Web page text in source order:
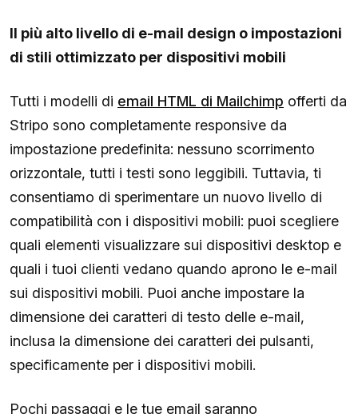
Il più alto livello di e-mail design o impostazioni
di stili ottimizzato per dispositivi mobili
Tutti i modelli di email HTML di Mailchimp offerti da
Stripo sono completamente responsive da
impostazione predefinita: nessuno scorrimento
orizzontale, tutti i testi sono leggibili. Tuttavia, ti
consentiamo di sperimentare un nuovo livello di
compatibilità con i dispositivi mobili: puoi scegliere
quali elementi visualizzare sui dispositivi desktop e
quali i tuoi clienti vedano quando aprono le e-mail
sui dispositivi mobili. Puoi anche impostare la
dimensione dei caratteri di testo delle e-mail,
inclusa la dimensione dei caratteri dei pulsanti,
specificamente per i dispositivi mobili.
Pochi passaggi e le tue email saranno